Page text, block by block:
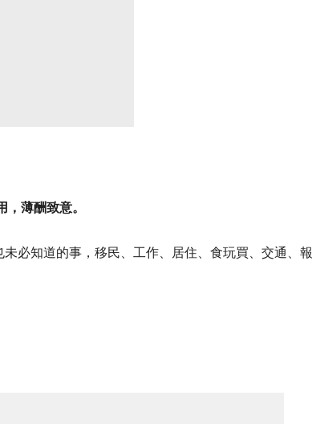
，薄酬致意。
必知道的事，移民、工作、居住、食玩買、交通、報